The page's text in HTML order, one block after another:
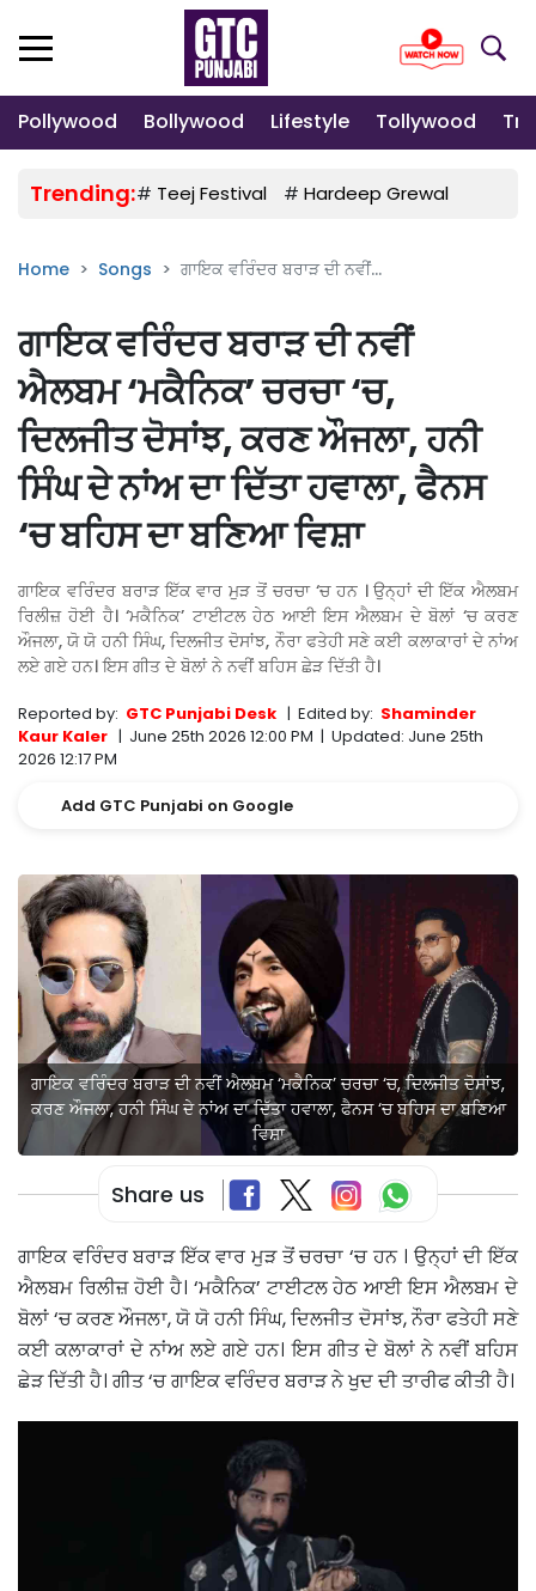
Pollywood Bollywood Lifestyle Tollywood
Trending:# Teej Festival # Hardeep Grewal
Home Songs ਗਾਇਕ ਵਰਿੰਦਰ ਬਰਾੜ ਦੀ ਨਵੀਂ...
ਗਾਇਕ ਵਰਿੰਦਰ ਬਰਾੜ ਦੀ ਨਵੀਂ
ਐਲਬਮ ‘ਮਕੈਨਿਕ’ ਚਰਚਾ ‘ਚ,
ਦਿਲਜੀਤ ਦੋਸਾਂਝ, ਕਰਣ ਔਜਲਾ, ਹਨੀ
ਸਿੰਘ ਦੇ ਨਾਂਅ ਦਾ ਦਿੱਤਾ ਹਵਾਲਾ, ਫੈਨਸ
‘ਚ ਬਹਿਸ ਦਾ ਬਣਿਆ ਵਿਸ਼ਾ
ਗਾਇਕ ਵਰਿੰਦਰ ਬਰਾੜ ਇੱਕ ਵਾਰ ਮੁੜ ਤੋਂ ਚਰਚਾ ‘ਚ ਹਨ । ਉਨ੍ਹਾਂ ਦੀ ਇੱਕ ਐਲਬਮ
ਰਿਲੀਜ਼ ਹੋਈ ਹੈ। ‘ਮਕੈਨਿਕ’ ਟਾਈਟਲ ਹੇਠ ਆਈ ਇਸ ਐਲਬਮ ਦੇ ਬੋਲਾਂ ‘ਚ ਕਰਣ
ਔਜਲਾ, ਯੋ ਯੋ ਹਨੀ ਸਿੰਘ, ਦਿਲਜੀਤ ਦੋਸਾਂਝ, ਨੌਰਾ ਫਤੇਹੀ ਸਣੇ ਕਈ ਕਲਾਕਾਰਾਂ ਦੇ ਨਾਂਅ
ਲਏ ਗਏ ਹਨ। ਇਸ ਗੀਤ ਦੇ ਬੋਲਾਂ ਨੇ ਨਵੀਂ ਬਹਿਸ ਛੇੜ ਦਿੱਤੀ ਹੈ।
Reported by: GTC Punjabi Desk | Edited by: Shaminder
Kaur Kaler | June 25th 2026 12:00 PM | Updated: June 25th
2026 12:17 PM
Add GTC Punjabi on Google
ਗਾਇਕ ਵਰਿੰਦਰ ਬਰਾੜ ਦੀ ਨਵੀਂ ਐਲਬਮ ‘ਮਕੈਨਿਕ’ ਚਰਚਾ ‘ਚ, ਦਿਲਜੀਤ ਦੋਸਾਂਝ,
ਕਰਣ ਔਜਲਾ, ਹਨੀ ਸਿੰਘ ਦੇ ਨਾਂਅ ਦਾ ਦਿੱਤਾ ਹਵਾਲਾ, ਫੈਨਸ ‘ਚ ਬਹਿਸ ਦਾ ਬਣਿਆ
ਵਿਸ਼ਾ
Share us
ਗਾਇਕ ਵਰਿੰਦਰ ਬਰਾੜ ਇੱਕ ਵਾਰ ਮੁੜ ਤੋਂ ਚਰਚਾ ‘ਚ ਹਨ । ਉਨ੍ਹਾਂ ਦੀ ਇੱਕ
ਐਲਬਮ ਰਿਲੀਜ਼ ਹੋਈ ਹੈ। ‘ਮਕੈਨਿਕ’ ਟਾਈਟਲ ਹੇਠ ਆਈ ਇਸ ਐਲਬਮ ਦੇ
ਬੋਲਾਂ ‘ਚ ਕਰਣ ਔਜਲਾ, ਯੋ ਯੋ ਹਨੀ ਸਿੰਘ, ਦਿਲਜੀਤ ਦੋਸਾਂਝ, ਨੌਰਾ ਫਤੇਹੀ ਸਣੇ
ਕਈ ਕਲਾਕਾਰਾਂ ਦੇ ਨਾਂਅ ਲਏ ਗਏ ਹਨ। ਇਸ ਗੀਤ ਦੇ ਬੋਲਾਂ ਨੇ ਨਵੀਂ ਬਹਿਸ
ਛੇੜ ਦਿੱਤੀ ਹੈ। ਗੀਤ ‘ਚ ਗਾਇਕ ਵਰਿੰਦਰ ਬਰਾੜ ਨੇ ਖੁਦ ਦੀ ਤਾਰੀਫ ਕੀਤੀ ਹੈ।